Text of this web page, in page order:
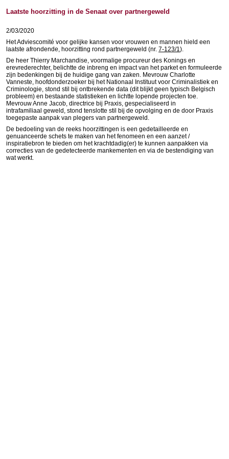
Laatste hoorzitting in de Senaat over partnergeweld
2/03/2020
Het Adviescomité voor gelijke kansen voor vrouwen en mannen hield een
laatste afrondende, hoorzitting rond partnergeweld (nr. 7-123/1).
De heer Thierry Marchandise, voormalige procureur des Konings en
erevrederechter, belichtte de inbreng en impact van het parket en formuleerde
zijn bedenkingen bij de huidige gang van zaken. Mevrouw Charlotte
Vanneste, hoofdonderzoeker bij het Nationaal Instituut voor Criminalistiek en
Criminologie, stond stil bij ontbrekende data (dit blijkt geen typisch Belgisch
probleem) en bestaande statistieken en lichtte lopende projecten toe.
Mevrouw Anne Jacob, directrice bij Praxis, gespecialiseerd in
intrafamiliaal geweld, stond tenslotte stil bij de opvolging en de door Praxis
toegepaste aanpak van plegers van partnergeweld.
De bedoeling van de reeks hoorzittingen is een gedetailleerde en
genuanceerde schets te maken van het fenomeen en een aanzet /
inspiratiebron te bieden om het krachtdadig(er) te kunnen aanpakken via
correcties van de gedetecteerde mankementen en via de bestendiging van
wat werkt.